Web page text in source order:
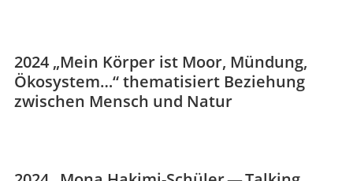
2024 „Mein Körper ist Moor, Mündung,
Ökosystem…“ thematisiert Beziehung
zwischen Mensch und Natur